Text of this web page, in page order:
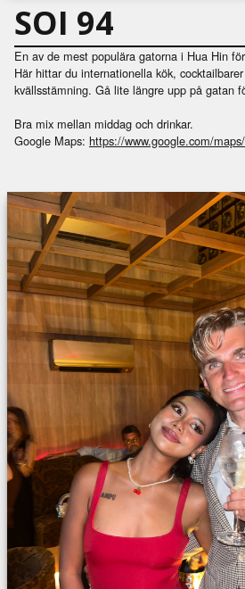
SOI 94
En av de mest populära gatorna i Hua Hin
Här hittar du internationella kök,
kvällsstämning. Gå lite längre upp på gatan
Bra mix mellan middag och drinkar.
Google Maps: https://www.google.com/